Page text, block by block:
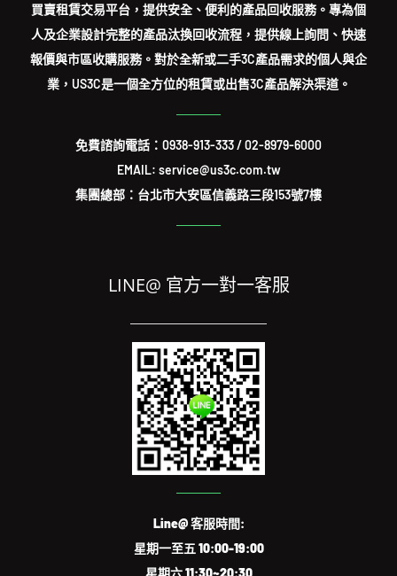
買賣租賃交易平台，提供安全、便利的產品回收服務。專為個
人及企業設計完整的產品汰換回收流程，提供線上詢問、快速
報價與市區收購服務。對於全新或二手3C產品需求的個人與企
業，US3C是一個全方位的租賃或出售3C產品解決渠道。
免費諮詢電話： 0938-913-333/02-8979-6000
EMAIL: service@us3c.com.tw
集團總部：台北市大安區信義路三段153號7樓
LINE@ 官方一對一客服
Line@ 客服時間:
星期一至五 10:00-19:00
星期六 11:30~20:30